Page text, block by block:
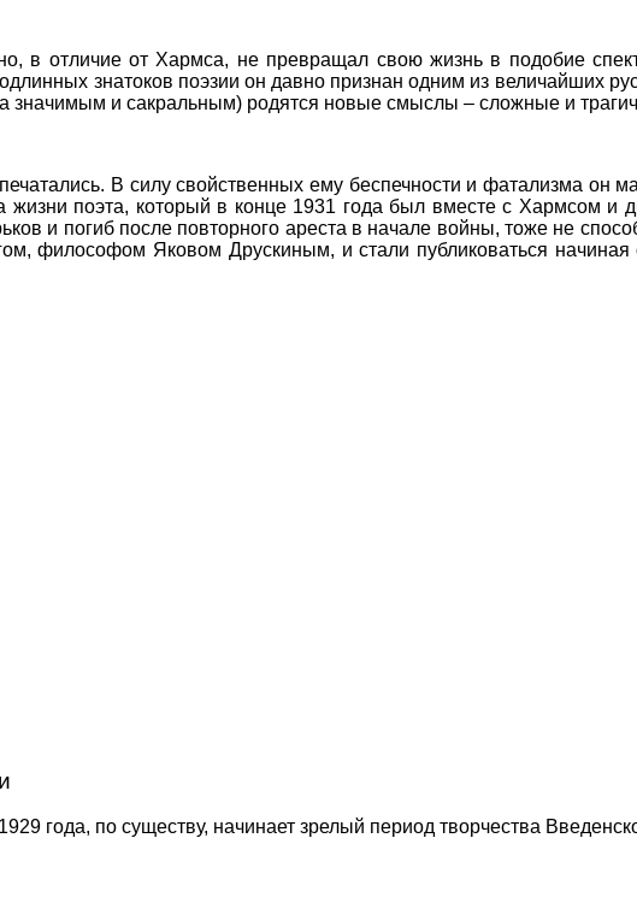
в отличие от Хармса, не превращал свою жизнь в подобие
знатоков поэзии он давно признан одним из величайших
значимым и сакральным) родятся новые смыслы – сложные и
В силу свойственных ему беспечности и фатализма он
жизни поэта, который в конце 1931 года был вместе с Хармсом и
и погиб после повторного ареста в начале войны, тоже не
философом Яковом Друскиным, и стали публиковаться
года, по существу, начинает зрелый период творчества